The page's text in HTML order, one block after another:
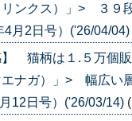
リンクス）」> ３９
4月2日号）('26/04/04)
】 猫柄は１.５万個
エナガ）」> 幅広い
12日号）('26/03/14)